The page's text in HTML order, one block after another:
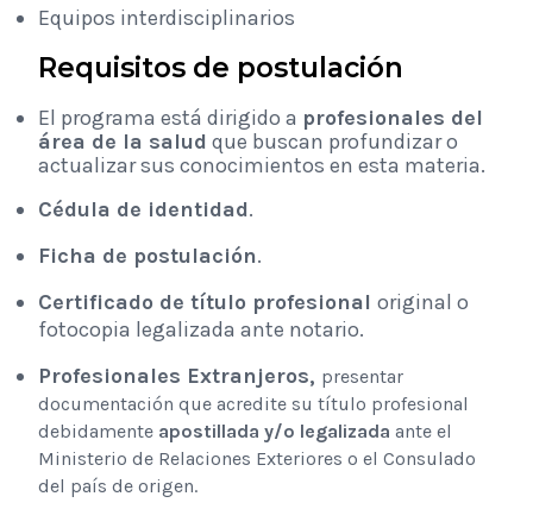
Equipos interdisciplinarios
Requisitos de postulación
El programa está dirigido a profesionales del
área de la salud que buscan profundizar o
actualizar sus conocimientos en esta materia.
Cédula de identidad.
Ficha de postulación.
Certificado de título profesional original o
fotocopia legalizada ante notario.
Profesionales Extranjeros, presentar
documentación que acredite su título profesional
debidamente apostillada y/o legalizada ante el
Ministerio de Relaciones Exteriores o el Consulado
del país de origen.